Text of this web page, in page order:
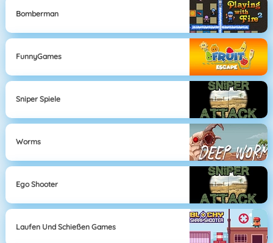
Bomberman
FunnyGames
Sniper Spiele
Worms
Ego Shooter
Laufen Und Schießen Games